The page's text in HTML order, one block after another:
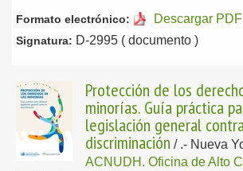
Formato electrónico: Descargar PDF
Signatura: D-2995 ( documento )
Protección de los
minorías. Guía práctica
legislación general
discriminación / .- Nueva
ACNUDH. Oficina de Alto